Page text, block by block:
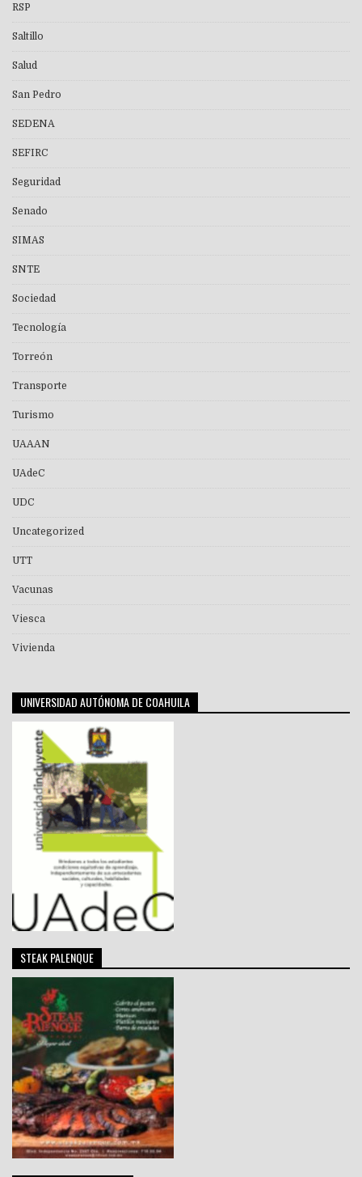
RSP
Saltillo
Salud
San Pedro
SEDENA
SEFIRC
Seguridad
Senado
SIMAS
SNTE
Sociedad
Tecnología
Torreón
Transporte
Turismo
UAAAN
UAdeC
UDC
Uncategorized
UTT
Vacunas
Viesca
Vivienda
UNIVERSIDAD AUTÓNOMA DE COAHUILA
STEAK PALENQUE